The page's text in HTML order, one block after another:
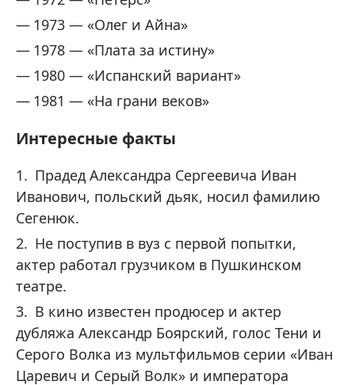
1973 — «Олег и Айна»
1978 — «Плата за истину»
1980 — «Испанский вариант»
1981 — «На грани веков»
Интересные факты
Прадед Александра Сергеевича Иван
Иванович, польский дьяк, носил фамилию
Сегенюк.
Не поступив в вуз с первой попытки,
актер работал грузчиком в Пушкинском
театре.
В кино известен продюсер и актер
дубляжа Александр Боярский, голос Тени и
Серого Волка из мультфильмов серии «Иван
Царевич и Серый Волк» и императора